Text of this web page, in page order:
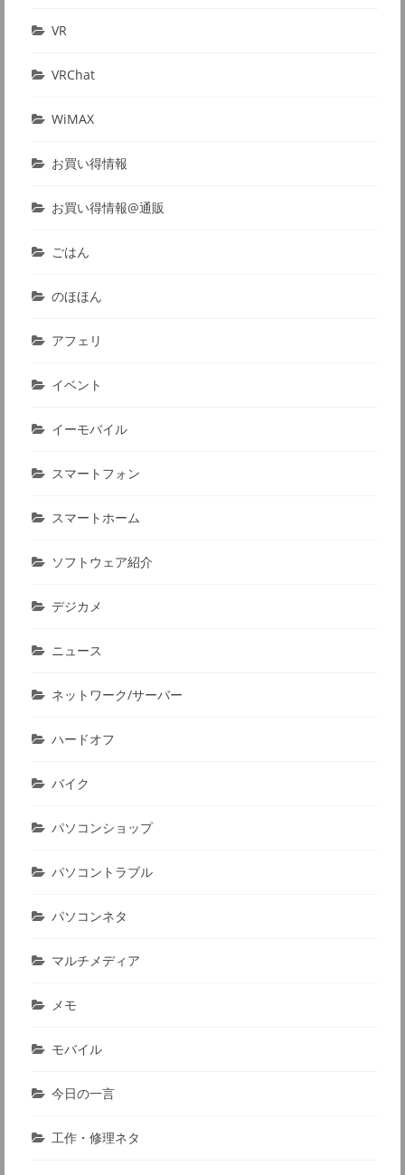
VR
VRChat
WiMAX
お買い得情報
お買い得情報@通販
ごはん
のほほん
アフェリ
イベント
イーモバイル
スマートフォン
スマートホーム
ソフトウェア紹介
デジカメ
ニュース
ネットワーク/サーバー
ハードオフ
バイク
パソコンショップ
パソコントラブル
パソコンネタ
マルチメディア
メモ
モバイル
今日の一言
工作・修理ネタ